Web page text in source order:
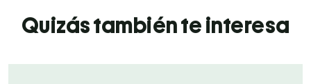
Quizás también te interesa